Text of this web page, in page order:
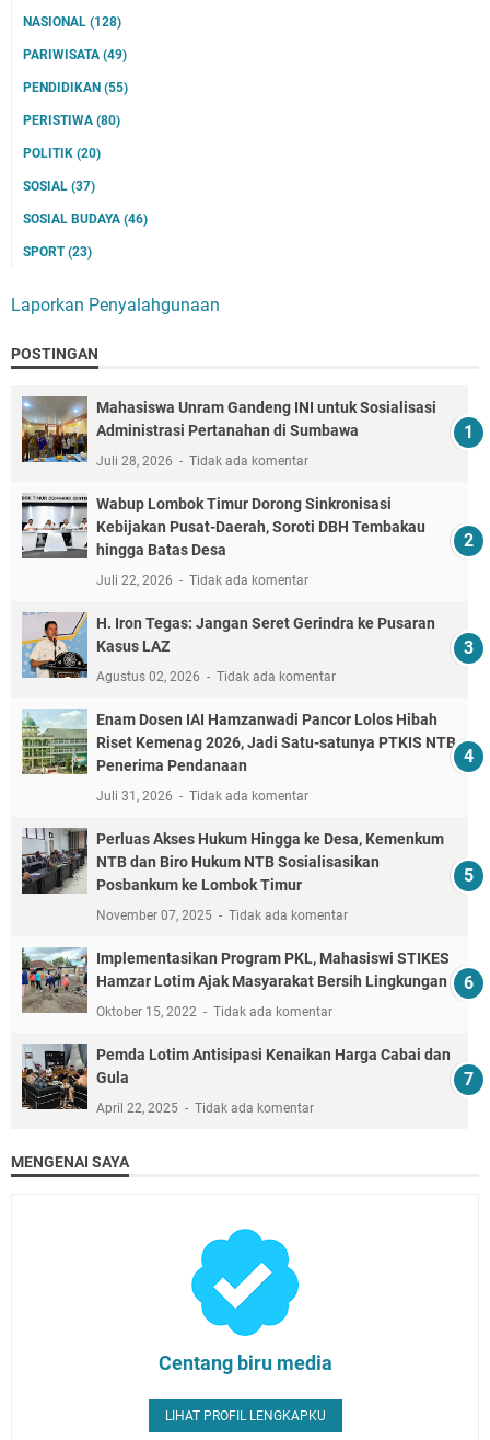
NASIONAL (128)
PARIWISATA (49)
PENDIDIKAN (55)
PERISTIWA (80)
POLITIK (20)
SOSIAL (37)
SOSIAL BUDAYA (46)
SPORT(23)
Laporkan Penyalahgunaan
POSTINGAN
Mahasiswa Unram Gandeng INI untuk Sosialisasi
Administrasi Pertanahan di Sumbawa
Juli 28, 2026 Tidak ada komentar
Wabup Lombok Timur Dorong Sinkronisasi
Kebijakan Pusat-Daerah, Soroti DBH Tembakau
hingga Batas Desa
Juli 22, 2026 Tidak ada komentar
H. Iron Tegas: Jangan Seret Gerindra ke Pusaran
Kasus LAZ
Agustus 02, 2026 Tidak ada komentar
Enam Dosen IAI Hamzanwadi Pancor Lolos Hibah
Riset Kemenag 2026, Jadi Satu-satunya PTKIS NTB
Penerima Pendanaan
Juli 31, 2026 Tidak ada komentar
Perluas Akses Hukum Hingga ke Desa, Kemenkum
NTB dan Biro Hukum NTB Sosialisasikan
Posbankum ke Lombok Timur
November 07, 2025 Tidak ada komentar
Implementasikan Program PKL, Mahasiswi STIKES
Hamzar Lotim Ajak Masyarakat Bersih Lingkungan
Oktober 15, 2022 Tidak ada komentar
Pemda Lotim Antisipasi Kenaikan Harga Cabai dan
Gula
April 22, 2025 Tidak ada komentar
MENGENAI SAYA
Centang biru media
LIHAT PROFIL LENGKAPKU